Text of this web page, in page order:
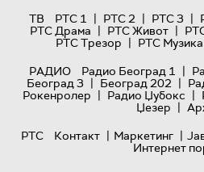
ТВ
РТС 1 | РТС 2 | РТС 3 |
РТС Драма | РТС Живот |
РТС Трезор | РТС Музика
РАДИО
Радио Београд 1 |
Београд 3 | Београд 202 |
Рокенролер | Радио Џубокс |
Џезер |
РТС
Контакт | Маркетинг |
Интернет